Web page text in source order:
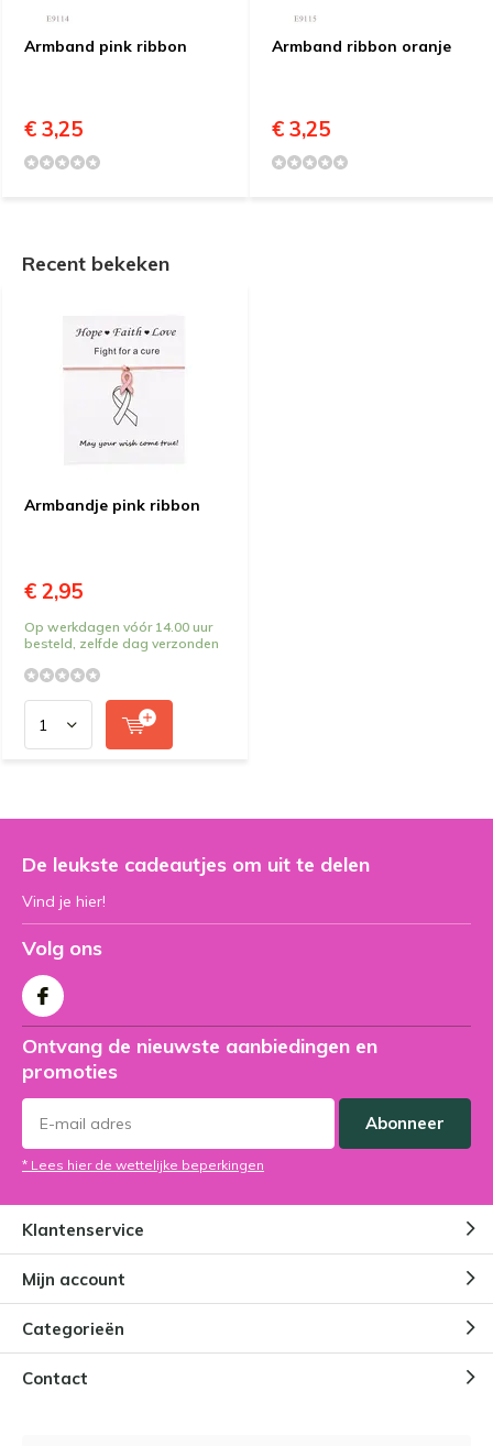
Armband pink ribbon
€ 3,25
Armband ribbon oranje
€ 3,25
Recent bekeken
Armbandje pink ribbon
€ 2,95
Op werkdagen vóór 14.00 uur
besteld, zelfde dag verzonden
De leukste cadeautjes om uit te delen
Vind je hier!
Volg ons
Ontvang de nieuwste aanbiedingen en
promoties
Abonneer
* Lees hier de wettelijke beperkingen
Klantenservice
Mijn account
Categorieën
Contact